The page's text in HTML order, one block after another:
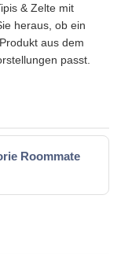
& Zelte mit
heraus, ob ein
aus dem
passt.
Roommate